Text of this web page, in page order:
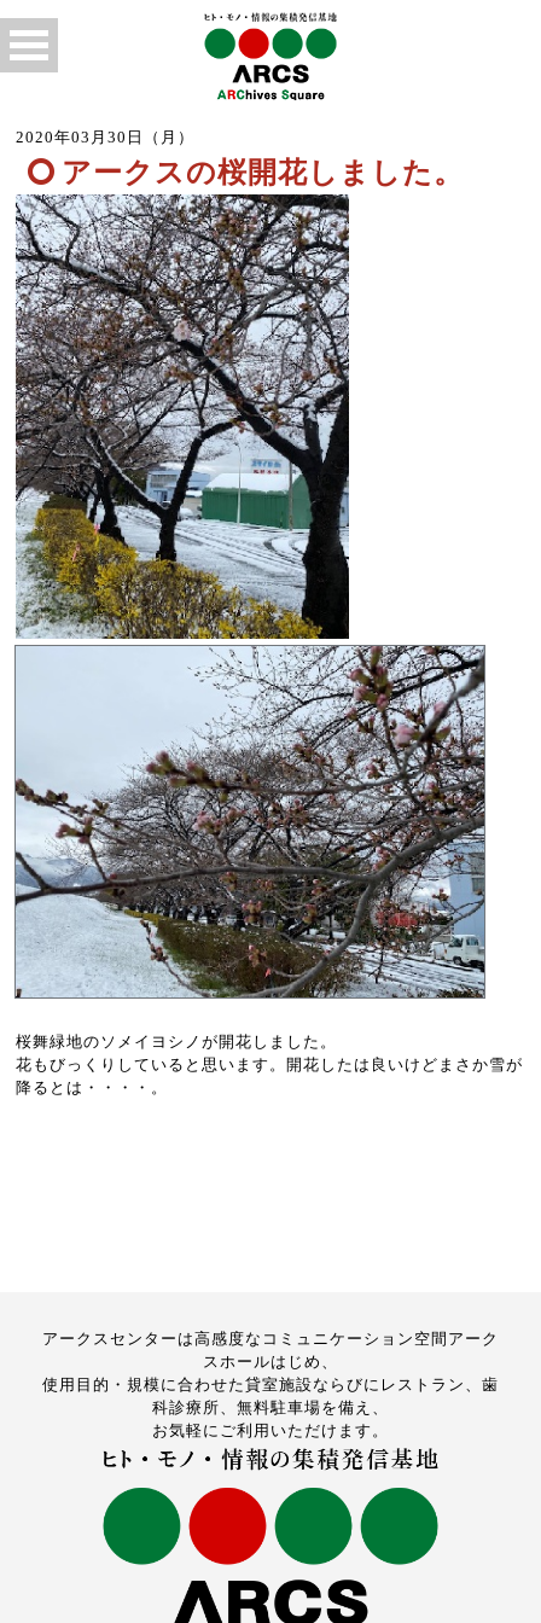
2020年03月30日（月）
アークスの桜開花しました。
桜舞緑地のソメイヨシノが開花しました。
花もびっくりしていると思います。開花したは良いけどまさか雪が
降るとは・・・・。
アークスセンターは高感度なコミュニケーション空間アーク
スホールはじめ、
使用目的・規模に合わせた貸室施設ならびにレストラン、歯
科診療所、無料駐車場を備え、
お気軽にご利用いただけます。